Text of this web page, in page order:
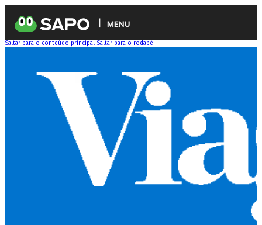
MENU
Saltar para o conteúdo principal Saltar para o rodapé